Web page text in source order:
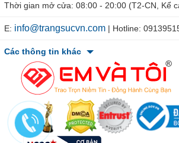
Thời gian mở cửa: 08:00 - 20:00 (T2-CN, Kể
E: info@trangsucvn.com | Hotline:
Các thông tin khác